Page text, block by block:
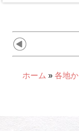
ホーム » 各地